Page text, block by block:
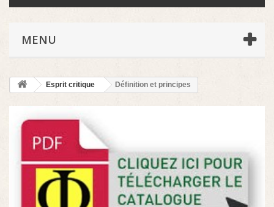
MENU
Esprit critique Définition et principes